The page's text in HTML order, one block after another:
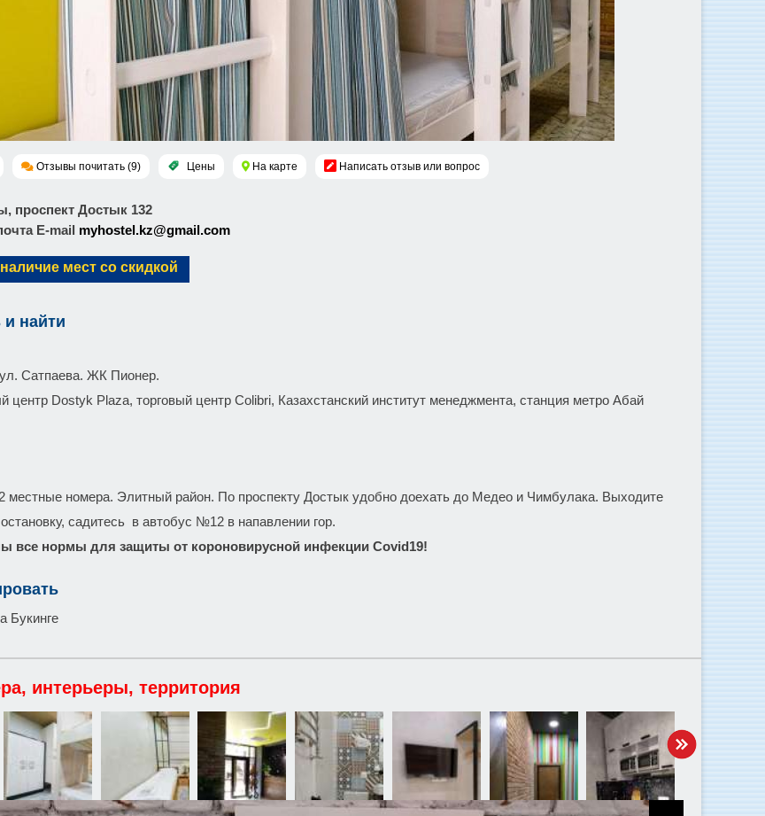
Отзывы почитать (9) Цены На карте Написать отзыв или вопрос
проспект Достык 132
E-mail myhostel.kz@gmail.com
мест со скидкой
и найти
Сатпаева. ЖК Пионер.
центр Dostyk Plaza, торговый центр Colibri, Казахстанский институт менеджмента, станция метро Абай
местные номера. Элитный район. По проспекту Достык удобно доехать до Медео и Чимбулака. Выходите
садитесь в автобус №12 в напавлении гор.
все нормы для защиты от короновирусной инфекции Covid19!
Букинге
интерьеры, территория